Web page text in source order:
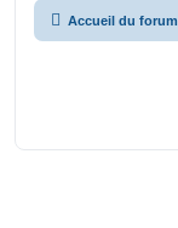
Accueil du forum